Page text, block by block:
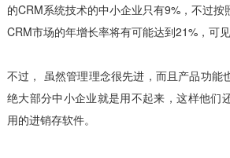
的CRM系统技术的中小企业只有9%，不过按
CRM市场的年增长率将有可能达到21%，可
不过， 虽然管理理念很先进，而且产品功能
绝大部分中小企业就是用不起来，这样他们
用的进销存软件。